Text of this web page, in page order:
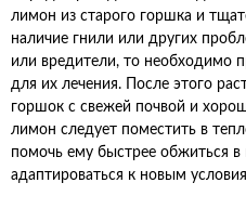
лимон из старого горшка и
наличие гнили или других
или вредители, то необходимо
для их лечения. После этого
горшок с свежей почвой и
лимон следует поместить в
помочь ему быстрее обжиться
адаптироваться к новым